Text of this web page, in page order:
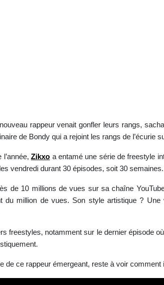
rappeur venait gonfler leurs rangs,
de Bondy qui a rejoint les rangs de l’écurie
l’année,Zikxo a entamé une série de freestyle
vendredi durant 30 épisodes, soit 30 semaines.
de 10 millions de vues sur sa chaîne
du million de vues. Son style artistique ?
freestyles, notamment sur le dernier épisode
de ce rappeur émergeant, reste à voir comment